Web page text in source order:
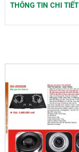
THÔNG TIN CHI TIẾT